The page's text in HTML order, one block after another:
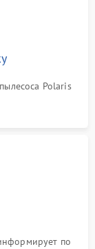
Polaris
по